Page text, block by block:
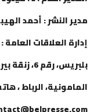
مدير النشر : أحمد الهيبة
إدارة العلاقات العامة : عبلة